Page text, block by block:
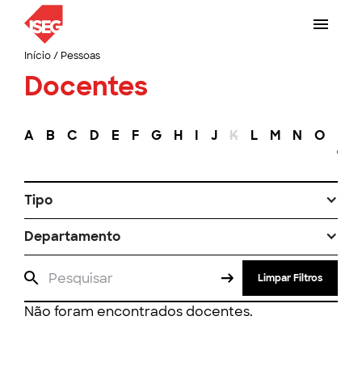
Início/ Pessoas
Docentes
A B C D E F G H I J K L M N O
Tipo
Departamento
Limpar Filtros
Não foram encontrados docentes.